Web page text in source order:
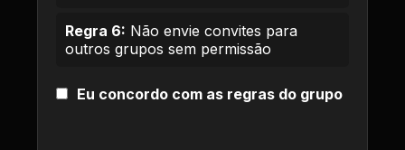
Regra 6: Não envie convites para
outros grupos sem permissão
Eu concordo com as regras do grupo